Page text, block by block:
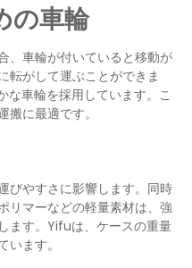
の車輪
、車輪が付いていると移動が
転がして運ぶことができま
車輪を採用しています。こ
に最適です。
びやすさに影響します。同時
リマーなどの軽量素材は、強
ます。Yifuは、ケースの重量
ます。